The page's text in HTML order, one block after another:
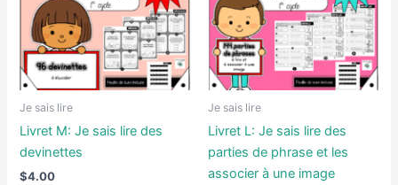
Je sais lire
Livret M: Je sais lire des
devinettes
$4.00
Je sais lire
Livret L: Je sais lire des
parties de phrase et les
associer à une image